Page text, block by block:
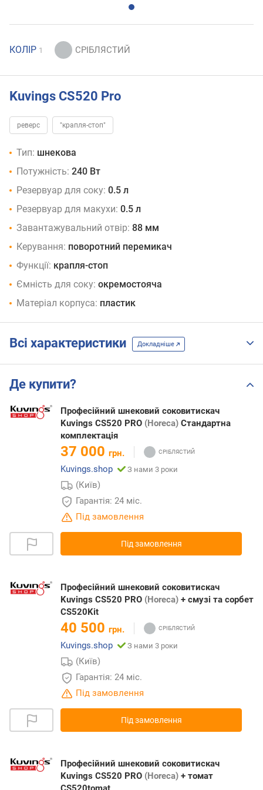
КОЛІР 1
Kuvings CS520 Pro
реверс "крапля-стоп"
Тип: шнекова
Потужність: 240 Вт
Резервуар для соку: 0.5 л
Резервуар для макухи: 0.5 л
Завантажувальний отвір: 88 мм
Керування: поворотний перемикач
Функції: крапля-стоп
Ємність для соку: окремостояча
Матеріал корпуса: пластик
Всі характеристики Докладніше
Де купити?
Професійний шнековий соковитискач
Kuvings CS520 PRO (Horeca) Стандартна
комплектація
37 000 грн.
Kuvings.shop
З нами 3 роки
(Київ)
Гарантія: 24 міс.
Під замовлення
Під замовлення
Професійний шнековий соковитискач
Kuvings CS520 PRO (Horeca) + смузі та сорбет
CS520Kit
40 500 грн.
Kuvings.shop
З нами 3 роки
(Київ)
Гарантія: 24 міс.
Під замовлення
Під замовлення
Професійний шнековий соковитискач
Kuvings CS520 PRO (Horeca) + томат